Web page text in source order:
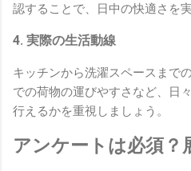
認することで、日中の快適さを
4. 実際の生活動線
キッチンから洗濯スペースまで
での荷物の運びやすさなど、日
行えるかを重視しましょう。
アンケートは必須？